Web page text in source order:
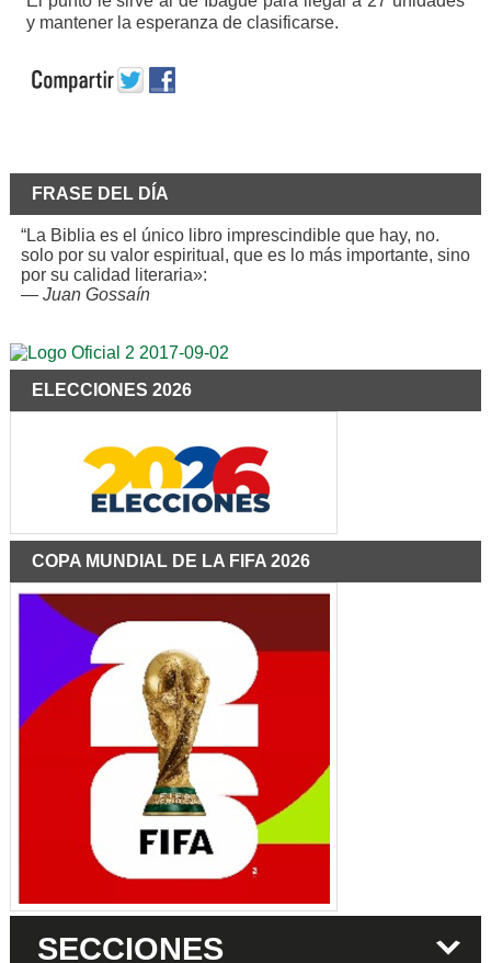
y mantener la esperanza de clasificarse.
FRASE DEL DÍA
“La Biblia es el único libro imprescindible que hay, no.
solo por su valor espiritual, que es lo más importante, sino
por su calidad literaria»:
— Juan Gossaín
ELECCIONES 2026
COPA MUNDIAL DE LA FIFA 2026
SECCIONES